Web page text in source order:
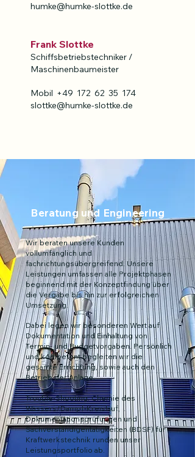
humke@humke-slottke.de
Frank Slottke
Schiffsbetriebstechniker /
Maschinenbaumeister
Mobil +49 172 62 35 174
slottke@humke-slottke.de
Beratung und Engineering
Wir beraten unsere Kunden
vollumfänglich und
fachrichtungsübergreifend. Unsere
Leistungen umfassen alle Projektphasen
beginnend mit der Konzeptfindung über
die Vergabe bis hin zur erfolgreichen
Umsetzung.
Dabei legen wir besonderen Wert auf
Dokumentation und Einhaltung von
Termin- und Budgetvorgaben. Persönlich
und kompetent begleiten wir die
gesamte Errichtung, sowie auch den
Betrieb der Anlage.
Trouble-Shooting, Chemie des
Wassers/Dampf-Kreislauf,
Dokumentationsprüfungen und
Sachverständigentätigkeiten (BDSF) für
Kraftwerkstechnik runden unser
Leistungsportfolio ab.